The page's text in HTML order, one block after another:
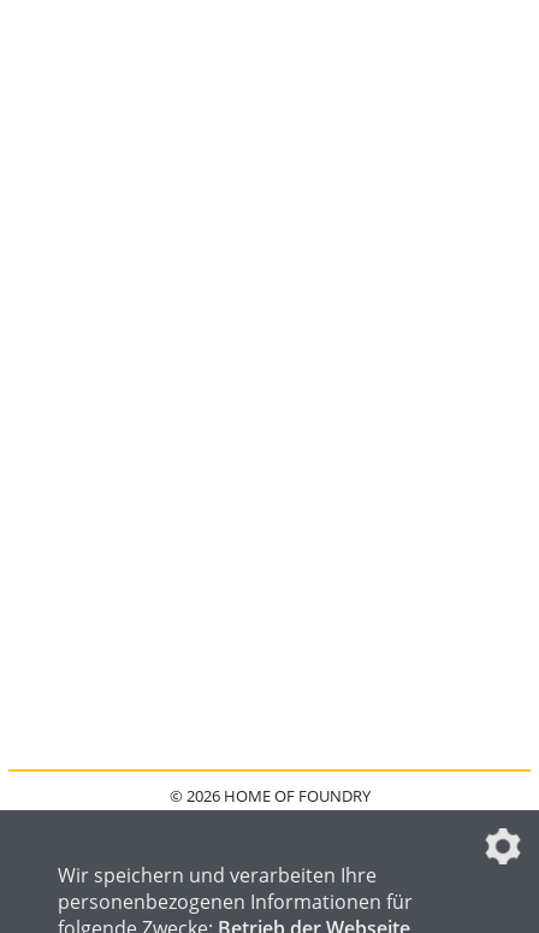
© 2026 HOME OF FOUNDRY
DATENSCHUTZEINSTELLUNGEN
Wir speichern und verarbeiten Ihre
personenbezogenen Informationen für